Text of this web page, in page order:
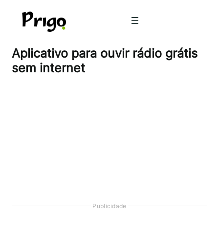
Aplicativo para ouvir rádio grátis
sem internet
Publicidade